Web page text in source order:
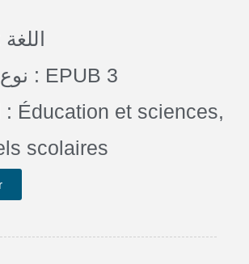
نوع الملف : EPUB 3
الصنف : Éducation et sciences,
scolaires